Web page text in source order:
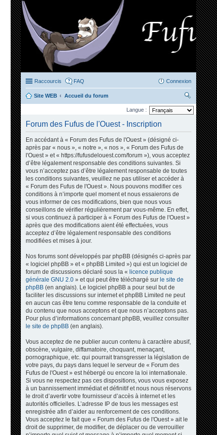
Raccourcis FAQ Connexion
Site WEB
Accueil du forum
ec
ch
Langue :
Forum des Fufus de l'Ouest - Inscription
En accédant à « Forum des Fufus de l'Ouest » (désigné ci-
après par « nous », « notre », « nos », « Forum des Fufus de
l'Ouest » et « https://fufusdelouest.com/forum »), vous acceptez
d’être légalement responsable des conditions suivantes. Si
vous n’acceptez pas d’être légalement responsable de toutes
les conditions suivantes, veuillez ne pas utiliser et accéder à
« Forum des Fufus de l'Ouest ». Nous pouvons modifier ces
conditions à n’importe quel moment et nous essaierons de
vous informer de ces modifications, bien que nous vous
conseillons de vérifier régulièrement par vous-même. En effet,
si vous continuez à participer à « Forum des Fufus de l'Ouest »
après que des modifications aient été effectuées, vous
acceptez d’être légalement responsable des conditions
modifiées et mises à jour.
Nos forums sont développés par phpBB (désignés ci-après par
« logiciel phpBB » et « phpBB Limited ») qui est un logiciel de
forum de discussions déclaré sous la « licence publique
générale GNU 2.0» et qui peut être téléchargé sur le site de
phpBB(en anglais). Le logiciel phpBB a pour seul but de
faciliter les discussions sur internet et phpBB Limited ne peut
en aucun cas être tenu comme responsable de la conduite et
du contenu que nous acceptons et que nous n’acceptons pas.
Pour plus d’informations concernant phpBB, veuillez consulter
le site de phpBB(en anglais).
Vous acceptez de ne publier aucun contenu à caractère abusif,
obscène, vulgaire, diffamatoire, choquant, menaçant,
pornographique, etc. qui pourrait transgresser la législation de
votre pays, du pays dans lequel le serveur de « Forum des
Fufus de l'Ouest » est hébergé ou encore la loi internationale.
Si vous ne respectez pas ces dispositions, vous vous exposez
à un bannissement immédiat et définitif et nous nous réservons
le droit d’avertir votre fournisseur d’accès à internet et les
autorités officielles. L’adresse IP de tous les messages est
enregistrée afin d’aider au renforcement de ces conditions.
Vous acceptez le fait que « Forum des Fufus de l'Ouest » ait le
droit de supprimer, de modifier, de déplacer ou de verrouiller